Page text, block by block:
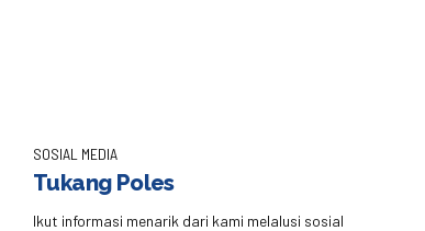
SOSIAL MEDIA
Tukang Poles
Ikut informasi menarik dari kami melalusi sosial